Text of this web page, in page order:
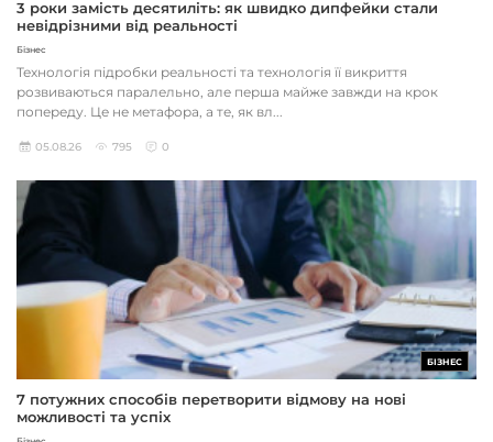
3 роки замість десятиліть: як швидко дипфейки стали
невідрізними від реальності
Бізнес
Технологія підробки реальності та технологія її викриття
розвиваються паралельно, але перша майже завжди на крок
попереду. Це не метафора, а те, як вл...
05.08.26 795 0
БІЗНЕС
7 потужних способів перетворити відмову на нові
можливості та успіх